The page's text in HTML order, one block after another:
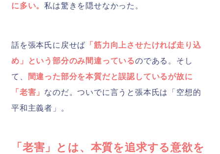
に多い。私は驚きを隠せなかった。
話を張本氏に戻せば 「筋力向上させたければ走り込
め」という部分のみ間違っているのである。そし
て、
間違った部分を本質だと誤認しているが故に
「老害」 なのだ。ついでに言うと張本氏は「空想的
平和主義者」。
「老害」とは、本質を追求する意欲を